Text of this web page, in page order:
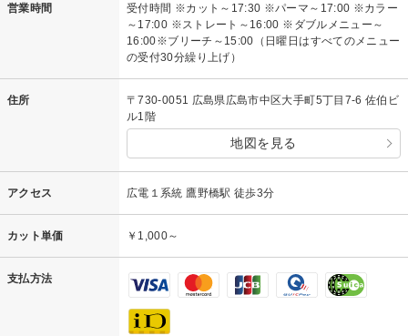
営業時間
受付時間 ※カット～17:30 ※パーマ～17:00 ※カラー
～17:00 ※ストレート～16:00 ※ダブルメニュー～
16:00※ブリーチ～15:00（日曜日はすべてのメニュー
の受付30分繰り上げ）
住所
〒730-0051 広島県広島市中区大手町5丁目7-6 佐伯ビ
ル1階
地図を見る
アクセス 広電１系統 鷹野橋駅 徒歩3分
カット単価 ￥1,000～
支払方法